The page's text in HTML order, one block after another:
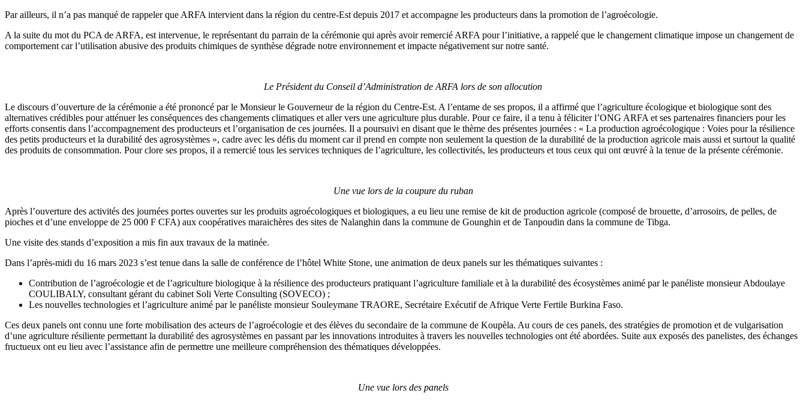
Par ailleurs, il n’a pas manqué de rappeler que ARFA intervient dans la région du centre-Est depuis 2017 et accompagne les producteurs dans la promotion de l’agroécologie.
A la suite du mot du PCA de ARFA, est intervenue, le représentant du parrain de la cérémonie qui après avoir remercié ARFA pour l’initiative, a rappelé que le changement climatique impose un changement de
comportement car l’utilisation abusive des produits chimiques de synthèse dégrade notre environnement et impacte négativement sur notre santé.
Le Président du Conseil d’Administration de ARFA lors de son allocution
Le discours d’ouverture de la cérémonie a été prononcé par le Monsieur le Gouverneur de la région du Centre-Est. A l’entame de ses propos, il a affirmé que l’agriculture écologique et biologique sont des
alternatives crédibles pour atténuer les conséquences des changements climatiques et aller vers une agriculture plus durable. Pour ce faire, il a tenu à féliciter l’ONG ARFA et ses partenaires financiers pour les
efforts consentis dans l’accompagnement des producteurs et l’organisation de ces journées. Il a poursuivi en disant que le thème des présentes journées : « La production agroécologique : Voies pour la résilience
des petits producteurs et la durabilité des agrosystèmes », cadre avec les défis du moment car il prend en compte non seulement la question de la durabilité de la production agricole mais aussi et surtout la qualité
des produits de consommation. Pour clore ses propos, il a remercié tous les services techniques de l’agriculture, les collectivités, les producteurs et tous ceux qui ont œuvré à la tenue de la présente cérémonie.
Une vue lors de la coupure du ruban
Après l’ouverture des activités des journées portes ouvertes sur les produits agroécologiques et biologiques, a eu lieu une remise de kit de production agricole (composé de brouette, d’arrosoirs, de pelles, de
pioches et d’une enveloppe de 25 000 F CFA) aux coopératives maraichères des sites de Nalanghin dans la commune de Gounghin et de Tanpoudin dans la commune de Tibga.
Une visite des stands d’exposition a mis fin aux travaux de la matinée.
Dans l’après-midi du 16 mars 2023 s’est tenue dans la salle de conférence de l’hôtel White Stone, une animation de deux panels sur les thématiques suivantes :
Contribution de l’agroécologie et de l’agriculture biologique à la résilience des producteurs pratiquant l’agriculture familiale et à la durabilité des écosystèmes animé par le panéliste monsieur Abdoulaye
COULIBALY, consultant gérant du cabinet Soli Verte Consulting (SOVECO) ;
Les nouvelles technologies et l’agriculture animé par le panéliste monsieur Souleymane TRAORE, Secrétaire Exécutif de Afrique Verte Fertile Burkina Faso.
Ces deux panels ont connu une forte mobilisation des acteurs de l’agroécologie et des élèves du secondaire de la commune de Koupèla. Au cours de ces panels, des stratégies de promotion et de vulgarisation
d’une agriculture résiliente permettant la durabilité des agrosystèmes en passant par les innovations introduites à travers les nouvelles technologies ont été abordées. Suite aux exposés des panelistes, des échanges
fructueux ont eu lieu avec l’assistance afin de permettre une meilleure compréhension des thématiques développées.
Une vue lors des panels